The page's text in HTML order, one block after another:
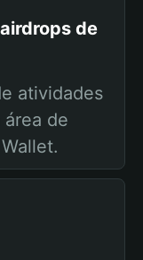
de
atividades
de